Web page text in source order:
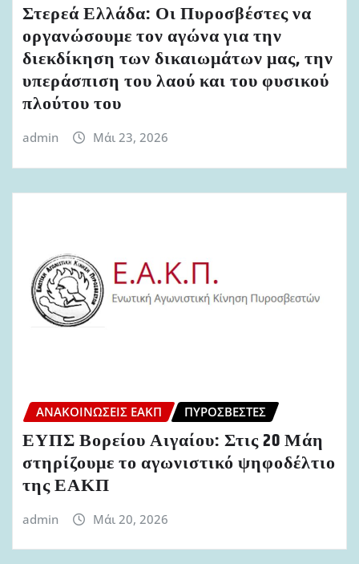
Στερεά Ελλάδα: Οι Πυροσβέστες να
οργανώσουμε τον αγώνα για την
διεκδίκηση των δικαιωμάτων μας, την
υπεράσπιση του λαού και του φυσικού
πλούτου του
admin Μάι 23, 2026
ΑΝΑΚΟΙΝΏΣΕΙΣ ΕΑΚΠ ΠΥΡΟΣΒΈΣΤΕΣ
ΕΥΠΣ Βορείου Αιγαίου: Στις 20 Μάη
στηρίζουμε το αγωνιστικό ψηφοδέλτιο
της ΕΑΚΠ
admin Μάι 20, 2026